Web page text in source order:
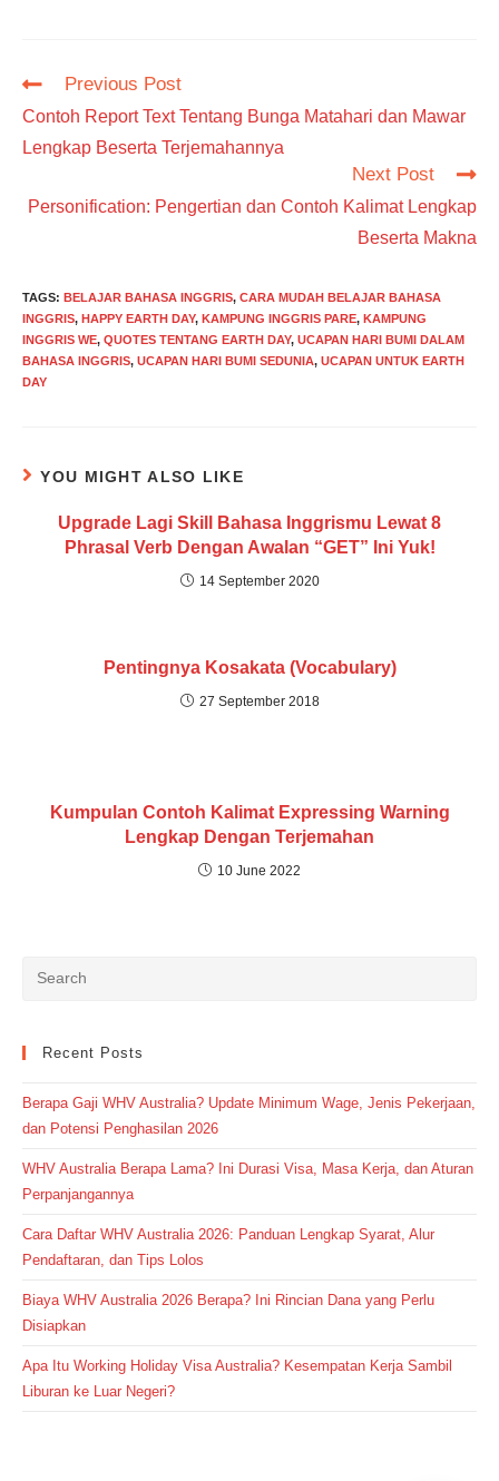
Read
articles
Previous Post
Contoh Report Text Tentang Bunga Matahari dan Mawar
Lengkap Beserta Terjemahannya
Next Post
Personification: Pengertian dan Contoh Kalimat Lengkap
Beserta Makna
TAGS: BELAJAR BAHASA INGGRIS, CARA MUDAH BELAJAR BAHASA
INGGRIS, HAPPY EARTH DAY, KAMPUNG INGGRIS PARE, KAMPUNG
INGGRIS WE, QUOTES TENTANG EARTH DAY, UCAPAN HARI BUMI DALAM
BAHASA INGGRIS, UCAPAN HARI BUMI SEDUNIA, UCAPAN UNTUK EARTH
DAY
YOU MIGHT ALSO LIKE
Upgrade Lagi Skill Bahasa Inggrismu Lewat 8
Phrasal Verb Dengan Awalan “GET” Ini Yuk!
14 September 2020
Pentingnya Kosakata (Vocabulary)
27 September 2018
Kumpulan Contoh Kalimat Expressing Warning
Lengkap Dengan Terjemahan
10 June 2022
Recent Posts
Berapa Gaji WHV Australia? Update Minimum Wage, Jenis Pekerjaan,
dan Potensi Penghasilan 2026
WHV Australia Berapa Lama? Ini Durasi Visa, Masa Kerja, dan Aturan
Perpanjangannya
Cara Daftar WHV Australia 2026: Panduan Lengkap Syarat, Alur
Pendaftaran, dan Tips Lolos
Biaya WHV Australia 2026 Berapa? Ini Rincian Dana yang Perlu
Disiapkan
Apa Itu Working Holiday Visa Australia? Kesempatan Kerja Sambil
Liburan ke Luar Negeri?